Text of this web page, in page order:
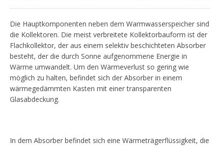
Die Hauptkomponenten neben dem Warmwasserspeicher sind
die Kollektoren. Die meist verbreitete Kollektorbauform ist der
Flachkollektor, der aus einem selektiv beschichteten Absorber
besteht, der die durch Sonne aufgenommene Energie in
Wärme umwandelt. Um den Wärmeverlust so gering wie
möglich zu halten, befindet sich der Absorber in einem
wärmegedämmten Kasten mit einer transparenten
Glasabdeckung.
In dem Absorber befindet sich eine Wärmeträgerflüssigkeit, die